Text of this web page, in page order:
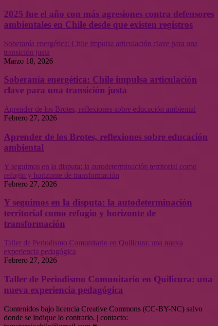
2025 fue el año con más agresiones contra defensores
ambientales en Chile desde que existen registros
Soberanía energética: Chile impulsa articulación clave para una
transición justa
Marzo 18, 2026
Soberanía energética: Chile impulsa articulación
clave para una transición justa
Aprender de los Brotes, reflexiones sobre educación ambiental
Febrero 27, 2026
Aprender de los Brotes, reflexiones sobre educación
ambiental
Y seguimos en la disputa: la autodeterminación territorial como
refugio y horizonte de transformación
Febrero 27, 2026
Y seguimos en la disputa: la autodeterminación
territorial como refugio y horizonte de
transformación
Taller de Periodismo Comunitario en Quilicura: una nueva
experiencia pedagógica
Febrero 27, 2026
Taller de Periodismo Comunitario en Quilicura: una
nueva experiencia pedagógica
Contenidos bajo licencia Creative Commons (CC-BY-NC) salvo
donde se indique lo contrario. | contacto: